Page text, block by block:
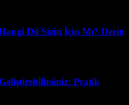
Dil Sizin İçin Mı? Derin
Geliştirebilirsiniz: Pratik